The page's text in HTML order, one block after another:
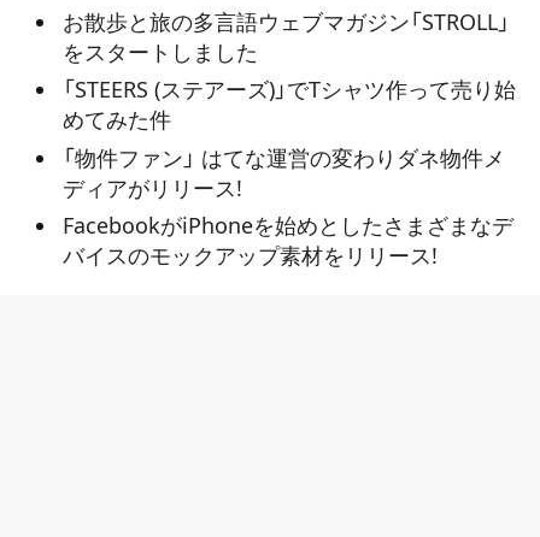
お散歩と旅の多言語ウェブマガジン「STROLL」
をスタートしました
「STEERS (ステアーズ)」でTシャツ作って売り始
めてみた件
「物件ファン」 はてな運営の変わりダネ物件メ
ディアがリリース!
FacebookがiPhoneを始めとしたさまざまなデ
バイスのモックアップ素材をリリース!